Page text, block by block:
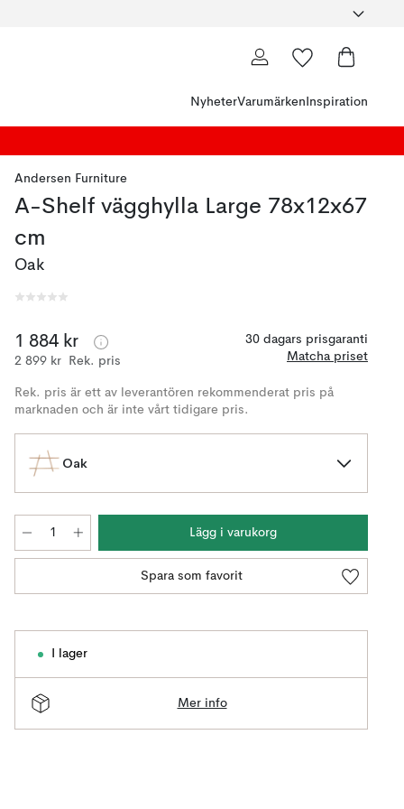
NyheterVarumärken Inspiration
Andersen Furniture
A-Shelf vägghylla Large 78x12x67
cm
Oak
1 884 kr
2 899 kr Rek. pris
30 dagars prisgaranti
Matcha priset
Rek. pris är ett av leverantören rekommenderat pris på
marknaden och är inte vårt tidigare pris.
Oak
Lägg i varukorg
Spara som favorit
I lager
Mer info